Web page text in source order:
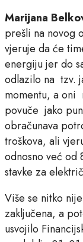
Marijana
prešli na novog
vjeruje da će
energiju jer do
odlazilo na tzv.
momentu, a oni
povuče jako
obračunava
troškova, ali
odnosno već od
stavke za
Više se nitko
zaključena, a
usvojilo